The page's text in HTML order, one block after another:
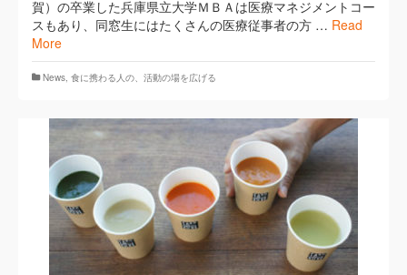
賀）の卒業した兵庫県立大学ＭＢＡは医療マネジメントコー
スもあり、同窓生にはたくさんの医療従事者の方 … Read
More
News, 食に携わる人の、活動の場を広げる